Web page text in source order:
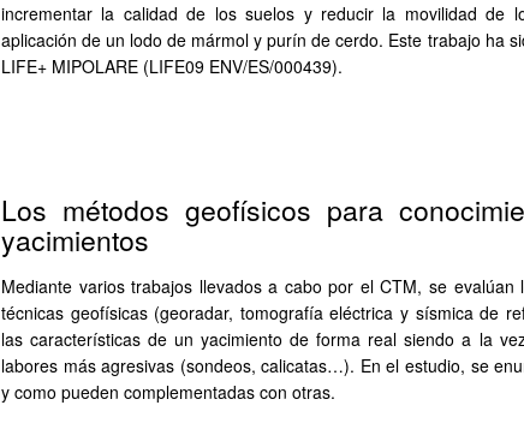
incrementar la calidad de los suelos y reducir la movilidad de
aplicación de un lodo de mármol y purín de cerdo. Este trabajo ha
LIFE+ MIPOLARE (LIFE09 ENV/ES/000439).
Los métodos geofísicos para
yacimientos
Mediante varios trabajos llevados a cabo por el CTM, se
técnicas geofísicas (georadar, tomografía eléctrica y sísmica de
las características de un yacimiento de forma real siendo a la
labores más agresivas (sondeos, calicatas…). En el estudio, se
y como pueden complementadas con otras.